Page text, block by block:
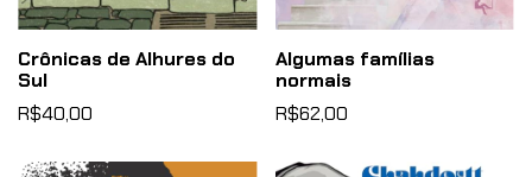
Crônicas de Alhures do
Sul
R$40,00
Algumas famílias
normais
R$62,00